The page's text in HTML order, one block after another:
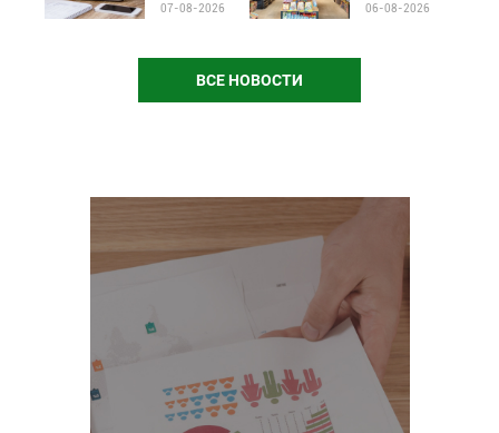
стартовал
звание
07-08-2026
чёрного пиара
06-08-2026
ВСЕ НОВОСТИ